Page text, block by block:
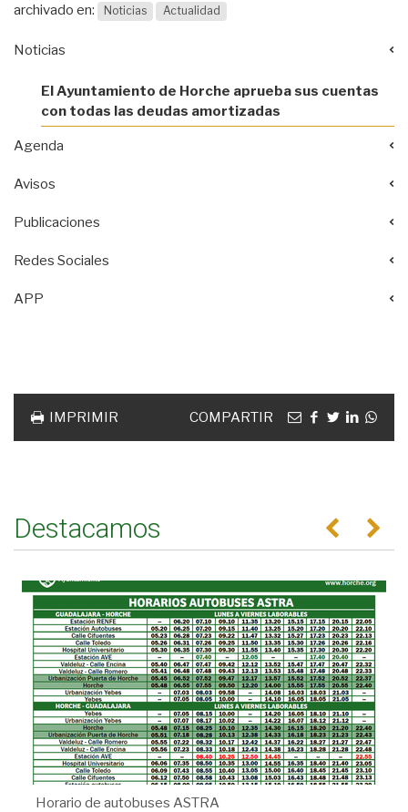
archivado en: Noticias Actualidad
Noticias
El Ayuntamiento de Horche aprueba sus cuentas
con todas las deudas amortizadas
Agenda
Avisos
Publicaciones
Redes Sociales
APP
IMPRIMIR COMPARTIR Emailfacebook
twitterlinkedin
Destacamos Anterior
Horario de autobuses ASTRA